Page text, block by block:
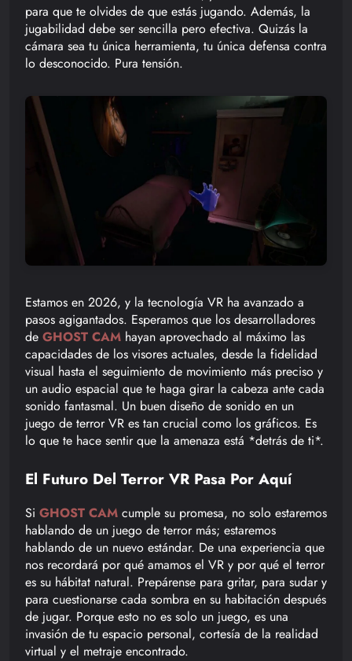
para que te olvides de que estás jugando. Además, la
jugabilidad debe ser sencilla pero efectiva. Quizás la
cámara sea tu única herramienta, tu única defensa contra
lo desconocido. Pura tensión.
Estamos en 2026, y la tecnología VR ha avanzado a
pasos agigantados. Esperamos que los desarrolladores
de GHOST CAM hayan aprovechado al máximo las
capacidades de los visores actuales, desde la fidelidad
visual hasta el seguimiento de movimiento más preciso y
un audio espacial que te haga girar la cabeza ante cada
sonido fantasmal. Un buen diseño de sonido en un
juego de terror VR es tan crucial como los gráficos. Es
lo que te hace sentir que la amenaza está *detrás de ti*.
El Futuro Del Terror VR Pasa Por Aquí
Si GHOST CAM cumple su promesa, no solo estaremos
hablando de un juego de terror más; estaremos
hablando de un nuevo estándar. De una experiencia que
nos recordará por qué amamos el VR y por qué el terror
es su hábitat natural. Prepárense para gritar, para sudar y
para cuestionarse cada sombra en su habitación después
de jugar. Porque esto no es solo un juego, es una
invasión de tu espacio personal, cortesía de la realidad
virtual y el metraje encontrado.